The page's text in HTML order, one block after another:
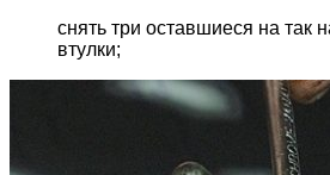
снять три оставшиеся на так
втулки;